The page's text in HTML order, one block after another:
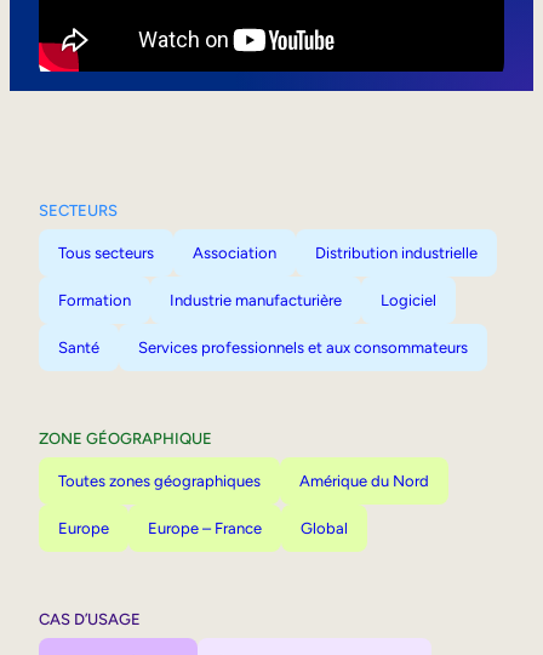
SECTEURS
Tous secteurs Association Distribution industrielle
Formation Industrie manufacturière Logiciel
Santé Services professionnels et aux consommateurs
ZONE GÉOGRAPHIQUE
Toutes zones géographiques Amérique du Nord
Europe Europe – France Global
CAS D’USAGE